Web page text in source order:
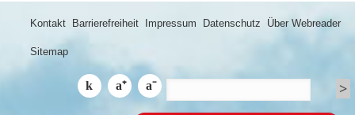
Kontakt Barrierefreiheit Impressum Datenschutz Über Webreader
Sitemap